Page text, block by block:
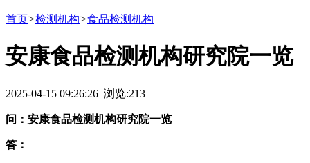
首页>检测机构>食品检测机构
安康食品检测机构研究院一览
2025-04-15 09:26:26 浏览:213
问：安康食品检测机构研究院一览
答：